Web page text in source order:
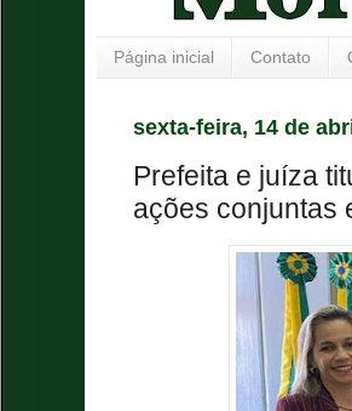
Página inicial Contato
sexta-feira, 14 de
Prefeita e juíza
ações conjuntas